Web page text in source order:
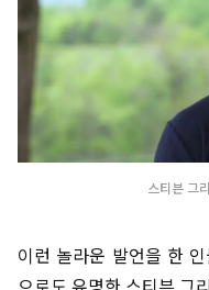
스티븐 그
이런 놀라운 발언을 한